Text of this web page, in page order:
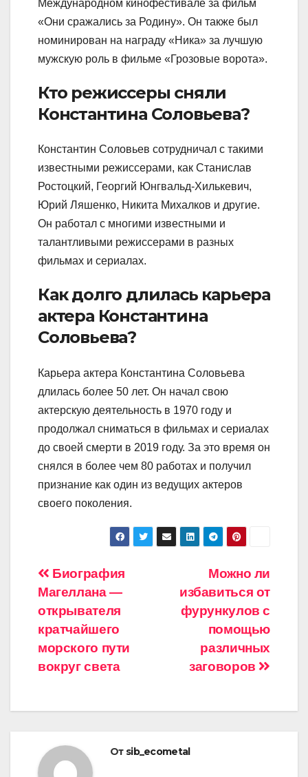
Международном кинофестивале за фильм
«Они сражались за Родину». Он также был
номинирован на награду «Ника» за лучшую
мужскую роль в фильме «Грозовые ворота».
Кто режиссеры сняли
Константина Соловьева?
Константин Соловьев сотрудничал с такими
известными режиссерами, как Станислав
Ростоцкий, Георгий Юнгвальд-Хилькевич,
Юрий Ляшенко, Никита Михалков и другие.
Он работал с многими известными и
талантливыми режиссерами в разных
фильмах и сериалах.
Как долго длилась карьера
актера Константина
Соловьева?
Карьера актера Константина Соловьева
длилась более 50 лет. Он начал свою
актерскую деятельность в 1970 году и
продолжал сниматься в фильмах и сериалах
до своей смерти в 2019 году. За это время он
снялся в более чем 80 работах и получил
признание как один из ведущих актеров
своего поколения.
Навигация
по
записям
Можно ли
избавиться от
фурункулов с
помощью
различных
заговоров
Биография
Магеллана —
открывателя
кратчайшего
морского пути
вокруг света
От sib_ecometal